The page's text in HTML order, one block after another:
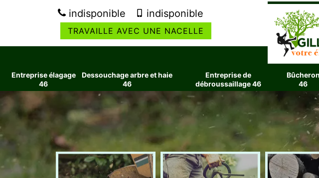
indisponible indisponible
TRAVAILLE AVEC UNE NACELLE
Entreprise élagage
46
Dessouchage arbre et haie
46
Entreprise de
débroussaillage 46
Bûcheron
46